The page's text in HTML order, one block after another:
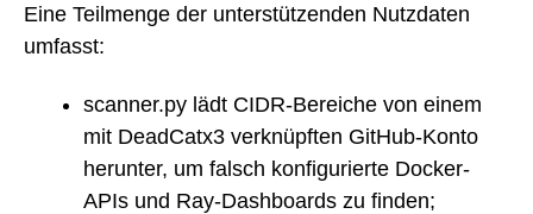
Eine Teilmenge der unterstützenden Nutzdaten
umfasst:
scanner.py lädt CIDR-Bereiche von einem
mit DeadCatx3 verknüpften GitHub-Konto
herunter, um falsch konfigurierte Docker-
APIs und Ray-Dashboards zu finden;